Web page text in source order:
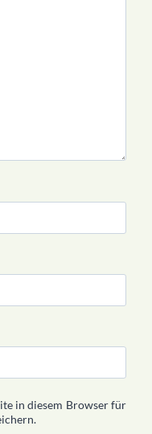
in diesem Browser für